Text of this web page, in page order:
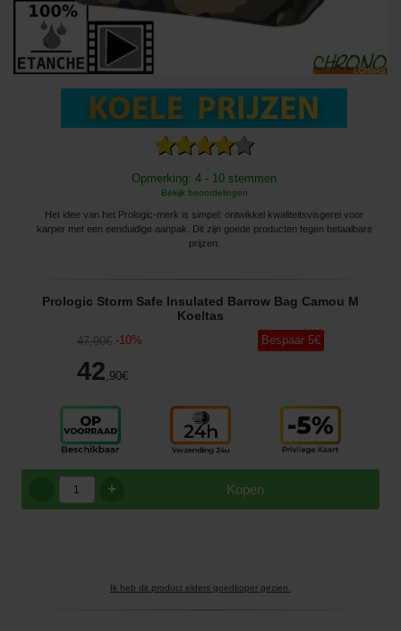
Opmerking: 4 - 10 stemmen
Bekijk beoordelingen
Het idee van het Prologic-merk is simpel: ontwikkel kwaliteitsvisgerei voor
karper met een eenduidige aanpak. Dit zijn goede producten tegen betaalbare
prijzen.
Prologic Storm Safe Insulated Barrow Bag Camou M
Koeltas
47,90€ -10%
42 ,90€
Bespaar 5€
Kopen
+
Ik heb dit product elders goedkoper gezien.